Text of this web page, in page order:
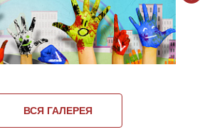
ВСЯ ГАЛЕРЕЯ